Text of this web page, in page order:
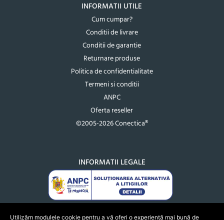
INFORMATII UTILE
Cum cumpar?
Conditii de livrare
Conditii de garantie
Returnare produse
Politica de confidentialitate
Termeni si conditii
ANPC
Oferta reseller
©2005-2026 Conectica®
INFORMATII LEGALE
Utilizăm modulele cookie pentru a vă oferi o experiență mai bună de